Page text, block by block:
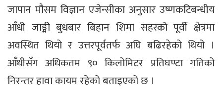
जापान मौसम विज्ञान एजेन्सीका अनुसार उष्णकटिबन्धीय
आँधी जाङ्मी बुधबार बिहान शिमा सहरको पूर्वी क्षेत्रमा
अवस्थित थियो र उत्तरपूर्वतर्फ अघि बढिरहेको थियो ।
आँधीसँग अधिकतम ९० किलोमिटर प्रतिघण्टा गतिको
निरन्तर हावा कायम रहेको बताइएको छ ।